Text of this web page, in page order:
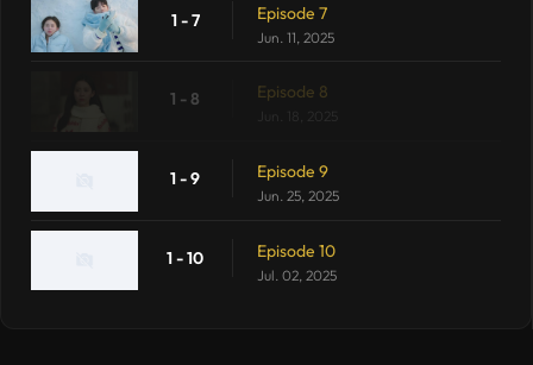
1 - 7 Episode 7
Jun. 11, 2025
1 - 8 Episode 8
1 - 9 Episode 9
Jun. 25, 2025
1 - 10 Episode 10
Jul. 02, 2025